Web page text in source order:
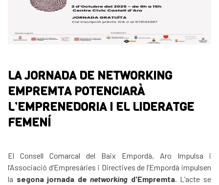
LA JORNADA DE NETWORKING
EMPREMTA POTENCIARÀ
L’EMPRENEDORIA I EL LIDERATGE
FEMENÍ
El Consell Comarcal del Baix Empordà, Aro Impulsa i
l’Associació d’Empresàries i Directives de l’Empordà impulsen
la segona jornada denetworking d'Empremta. L’acte se